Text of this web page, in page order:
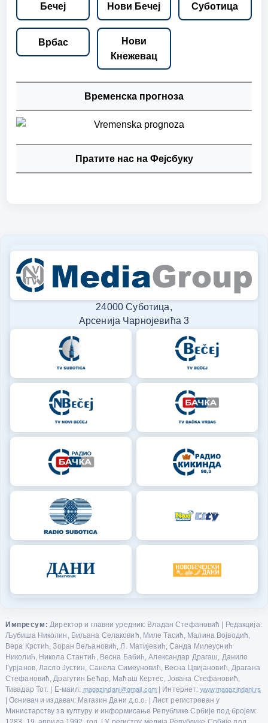
Бечеј Нови Бечеј Суботица
Врбас
Нови
Кнежевац
Временска прогноза
Пратите нас на Фејсбуку
24000 Суботица,
Арсенија Чарнојевића 3
Импресум: Директор и главни уредник: Владан Стефановић | Редакција:
Љубиша Николин, Биљана Селаковић, Миле Тасић, Малина Војводић,
Вера Крстић, Зоран Вељановић, Л. Матијевић, Санда Милеуснић
Николић, Никола Стантић, Весна Бабић, Александар Драгаш, Данило
Гурјанов, Ласло Јустин, Санела Симеуновић, Весна Цвијановић, Драгана
Стефановић, Драгутин Бећар, Маћаш Кертес, Јована Стефановић,
Тивадар Тот. | Е-маил: magazindani@gmail.com | Интернет: www.magazindani.rs
| Оснивач и издавач: Магазин Дани д.о.о. | Лист регистрован у
Министарству за културу и информисање Републике Србије под бројем: